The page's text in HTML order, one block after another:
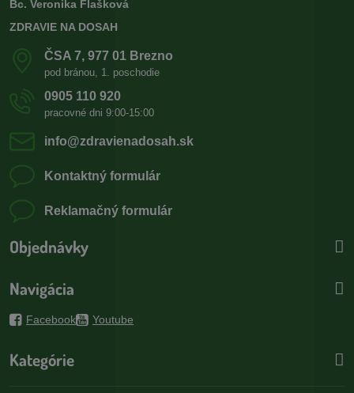
Bc. Veronika Flašková
ZDRAVIE NA DOSAH
ČSA 7, 977 01 Brezno
pod bránou, 1. poschodie
0905 110 920
pracovné dni 9:00-15:00
info​@zdravienadosah​.sk
Kontaktný formulár
Reklamačný formulár
Objednávky
Navigácia
Facebook Youtube
Kategórie